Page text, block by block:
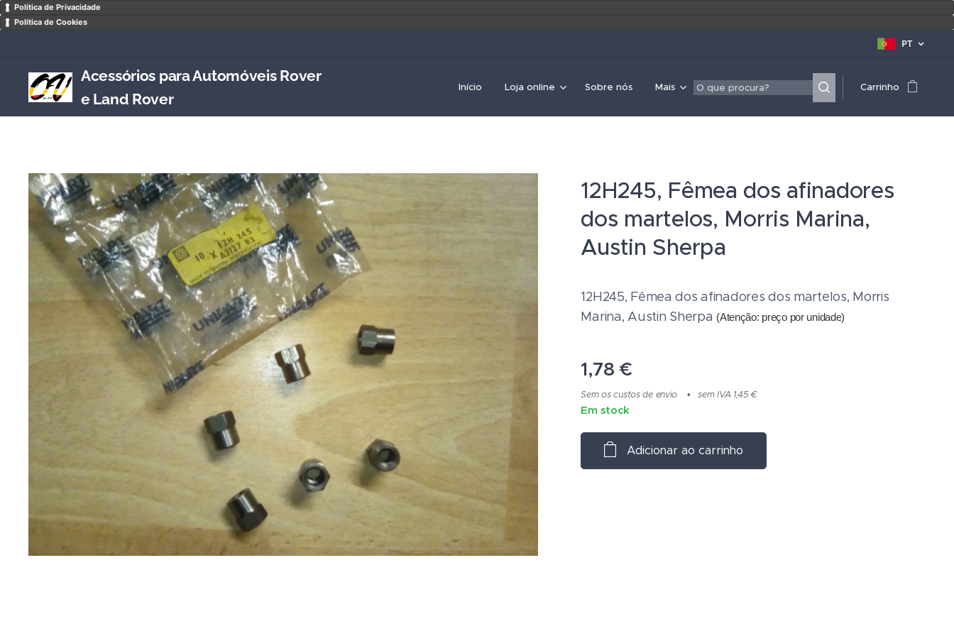
Política de Privacidade
Política de Cookies
PT
Acessórios para Automóveis Rover
e Land Rover
Início Loja online Sobre nós Mais Carrinho
12H245, Fêmea dos afinadores
dos martelos, Morris Marina,
Austin Sherpa
12H245, Fêmea dos afinadores dos martelos, Morris
Marina, Austin Sherpa (Atenção: preço por unidade)
1,78 €
Sem os custos de envio sem IVA 1,45 €
Em stock
Adicionar ao carrinho